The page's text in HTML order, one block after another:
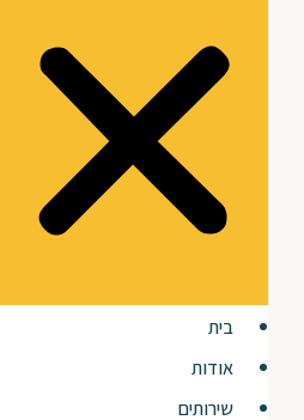
בית
אודות
שירותים